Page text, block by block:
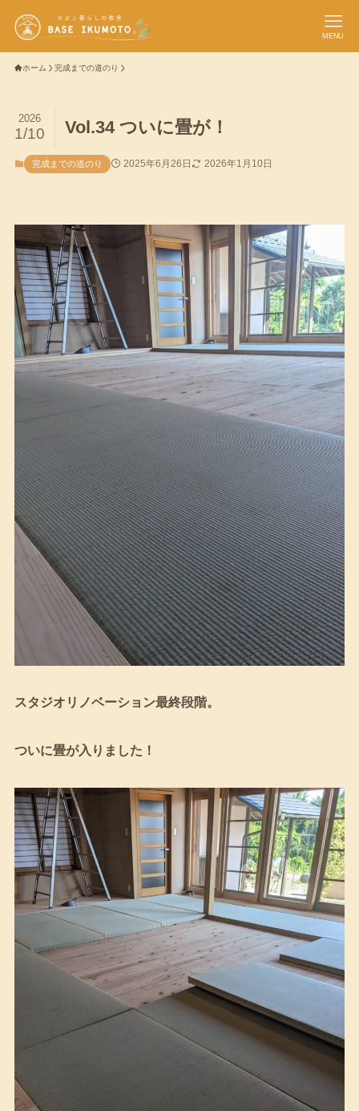
MENU
ホーム 完成までの道のり
Vol.34 ついに畳が！
2026
1/10
完成までの道のり 2025年6月26日 2026年1月10日
スタジオリノベーション最終段階。
ついに畳が入りました！